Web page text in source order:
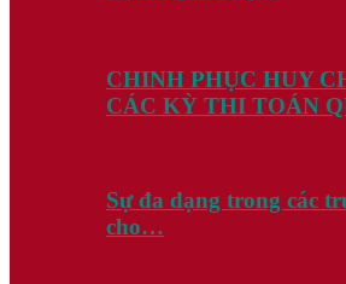
CHINH PHỤC HUY
CÁC KỲ THI TOÁN
Sự đa dạng trong các
cho…